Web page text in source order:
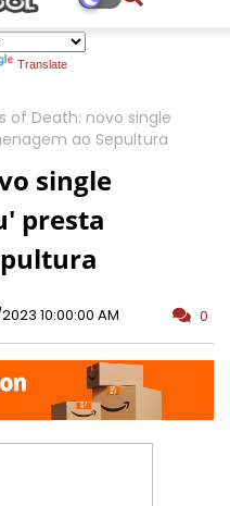
Translate
of Death: novo single
ao Sepultura
single
presta
10:00:00 AM 0